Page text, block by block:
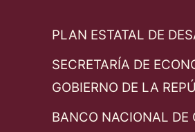
PLAN ESTATAL DE
SECRETARÍA DE
GOBIERNO DE LA
BANCO NACIONAL DE